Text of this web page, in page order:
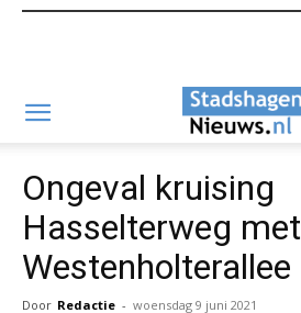
Ongeval kruising
Hasselterweg met
Westenholterallee
Door Redactie - woensdag 9 juni 2021